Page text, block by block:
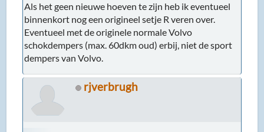
Als het geen nieuwe hoeven te zijn heb ik eventueel
binnenkort nog een origineel setje R veren over.
Eventueel met de originele normale Volvo
schokdempers (max. 60dkm oud) erbij, niet de sport
dempers van Volvo.
rjverbrugh